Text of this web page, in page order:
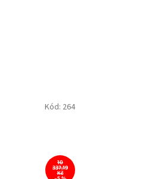
10
337,19
Kč
Kód: 264